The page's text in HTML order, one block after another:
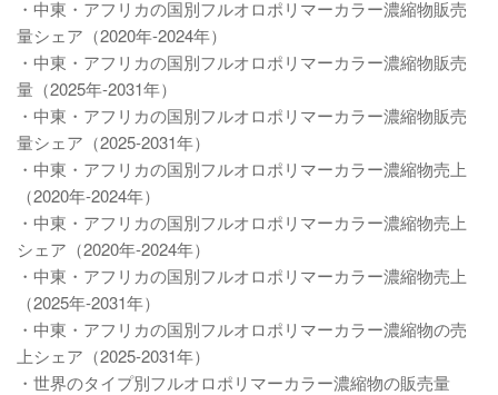
・中東・アフリカの国別フルオロポリマーカラー濃縮物販売
量シェア（2020年-2024年）
・中東・アフリカの国別フルオロポリマーカラー濃縮物販売
量（2025年-2031年）
・中東・アフリカの国別フルオロポリマーカラー濃縮物販売
量シェア（2025-2031年）
・中東・アフリカの国別フルオロポリマーカラー濃縮物売上
（2020年-2024年）
・中東・アフリカの国別フルオロポリマーカラー濃縮物売上
シェア（2020年-2024年）
・中東・アフリカの国別フルオロポリマーカラー濃縮物売上
（2025年-2031年）
・中東・アフリカの国別フルオロポリマーカラー濃縮物の売
上シェア（2025-2031年）
・世界のタイプ別フルオロポリマーカラー濃縮物の販売量